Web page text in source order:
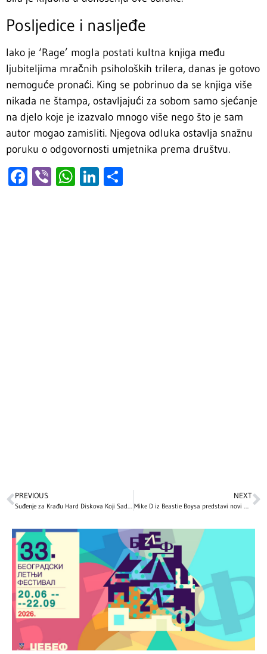
Posljedice i nasljeđe
Iako je ‘Rage’ mogla postati kultna knjiga među
ljubiteljima mračnih psiholoških trilera, danas je gotovo
nemoguće pronaći. King se pobrinuo da se knjiga više
nikada ne štampa, ostavljajući za sobom samo sjećanje
na djelo koje je izazvalo mnogo više nego što je sam
autor mogao zamisliti. Njegova odluka ostavlja snažnu
poruku o odgovornosti umjetnika prema društvu.
Facebook
ViberWhatsApp
LinkedIn
PREVIOUS NEXT